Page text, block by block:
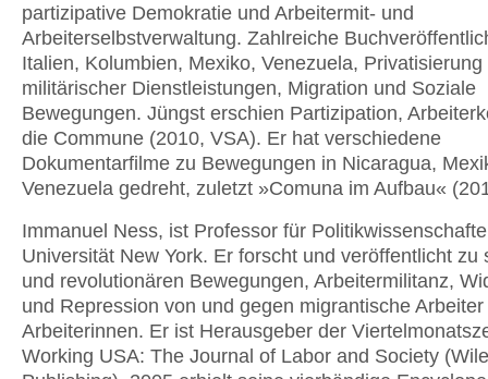
partizipative Demokratie und Arbeitermit- und
Arbeiterselbstverwaltung. Zahlreiche
Italien, Kolumbien, Mexiko, Venezuela, Privatisierung
militärischer Dienstleistungen, Migration und Soziale
Bewegungen. Jüngst erschien Partizipation,
die Commune (2010, VSA). Er hat verschiedene
Dokumentarfilme zu Bewegungen in Nicaragua,
Venezuela gedreht, zuletzt »Comuna im Aufbau«
Immanuel Ness, ist Professor für
Universität New York. Er forscht und veröffentlicht zu
und revolutionären Bewegungen, Arbeitermilitanz,
und Repression von und gegen migrantische
Arbeiterinnen. Er ist Herausgeber der
Working USA: The Journal of Labor and Society